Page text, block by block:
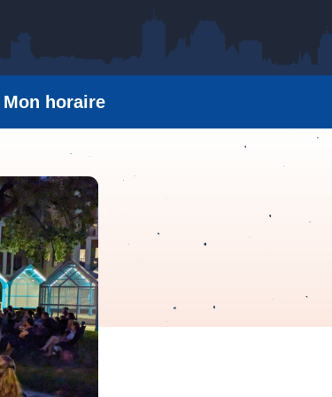
Mon horaire